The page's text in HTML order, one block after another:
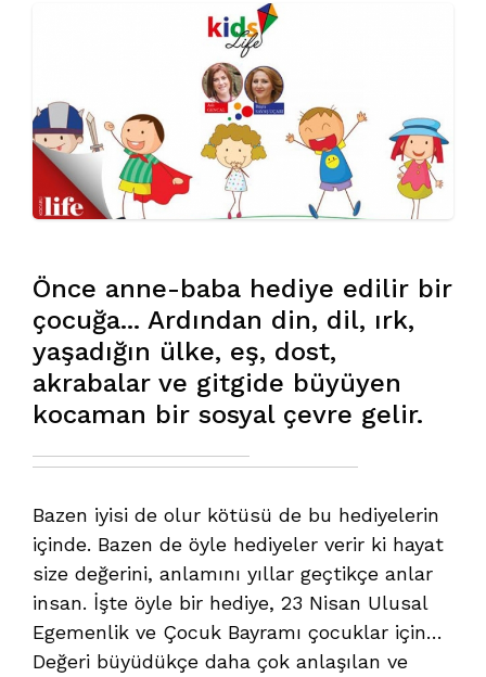
Önce anne-baba hediye edilir bir
çocuğa... Ardından din, dil, ırk,
yaşadığın ülke, eş, dost,
akrabalar ve gitgide büyüyen
kocaman bir sosyal çevre gelir.
Bazen iyisi de olur kötüsü de bu hediyelerin
içinde. Bazen de öyle hediyeler verir ki hayat
size değerini, anlamını yıllar geçtikçe anlar
insan. İşte öyle bir hediye, 23 Nisan Ulusal
Egemenlik ve Çocuk Bayramı çocuklar için…
Değeri büyüdükçe daha çok anlaşılan ve